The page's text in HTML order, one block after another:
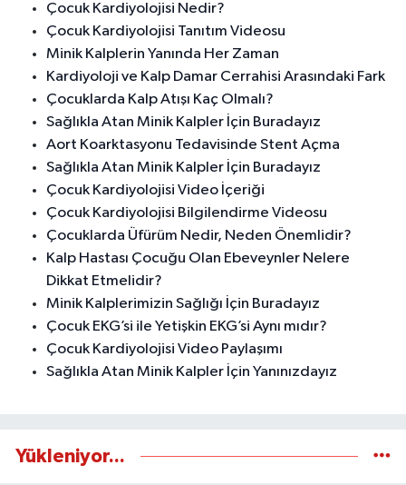
Çocuk Kardiyolojisi Nedir?
Çocuk Kardiyolojisi Tanıtım Videosu
Minik Kalplerin Yanında Her Zaman
Kardiyoloji ve Kalp Damar Cerrahisi Arasındaki Fark
Çocuklarda Kalp Atışı Kaç Olmalı?
Sağlıkla Atan Minik Kalpler İçin Buradayız
Aort Koarktasyonu Tedavisinde Stent Açma
Sağlıkla Atan Minik Kalpler İçin Buradayız
Çocuk Kardiyolojisi Video İçeriği
Çocuk Kardiyolojisi Bilgilendirme Videosu
Çocuklarda Üfürüm Nedir, Neden Önemlidir?
Kalp Hastası Çocuğu Olan Ebeveynler Nelere
Dikkat Etmelidir?
Minik Kalplerimizin Sağlığı İçin Buradayız
Çocuk EKG’si ile Yetişkin EKG’si Aynı mıdır?
Çocuk Kardiyolojisi Video Paylaşımı
Sağlıkla Atan Minik Kalpler İçin Yanınızdayız
Yükleniyor...